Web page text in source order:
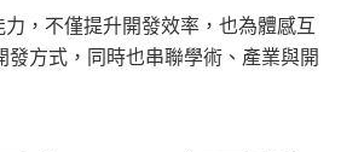
，不僅提升開發效率，也為體感互
方式，同時也串聯學術、產業與開